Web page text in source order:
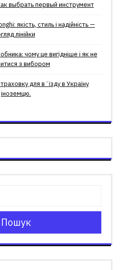
выбрать первый инструмент
якість, стиль і надійність —
лінійки
чому це вигідніше і як не
з вибором
для вʼїзду в Україну
іноземцю.
Пошук